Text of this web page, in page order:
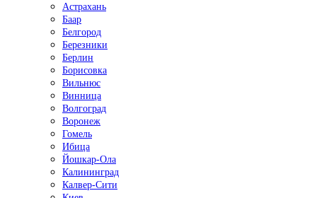
Астрахань
Баар
Белгород
Березники
Берлин
Борисовка
Вильнюс
Винница
Волгоград
Воронеж
Гомель
Ибица
Йошкар-Ола
Калининград
Калвер-Сити